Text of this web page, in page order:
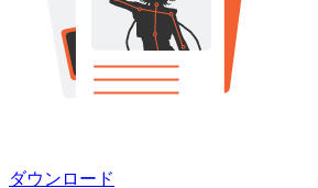
ダウンロード